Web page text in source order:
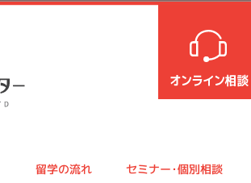
留学の流れ セミナー・個別相談